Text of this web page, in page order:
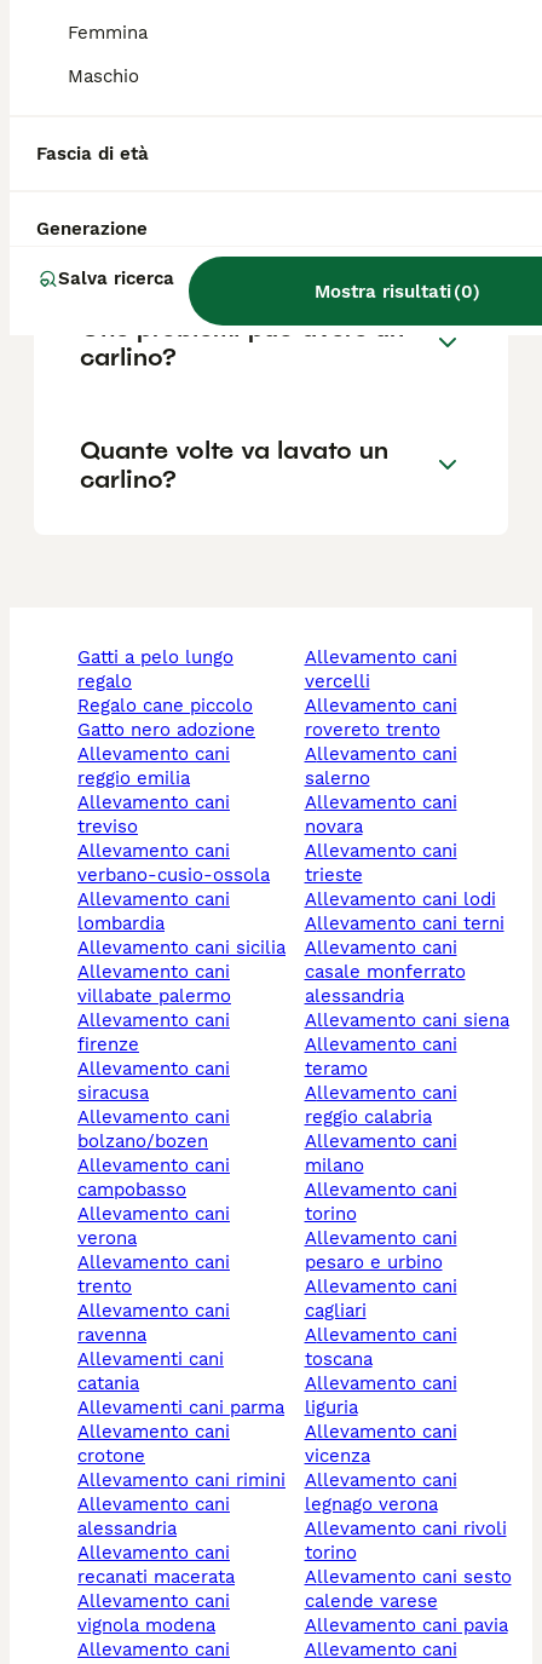
Femmina
Maschio
Fascia di età
Generazione
Salva ricerca
Mostra risultati(0)
Quanto vive in media un
Carlino?
Che problemi può avere un
carlino?
Quante volte va lavato un
carlino?
gatti a pelo lungo
regalo
regalo cane piccolo
gatto nero adozione
allevamento cani
reggio emilia
allevamento cani
treviso
allevamento cani
verbano-cusio-ossola
allevamento cani
lombardia
allevamento cani sicilia
allevamento cani
villabate palermo
allevamento cani
firenze
allevamento cani
siracusa
allevamento cani
bolzano/bozen
allevamento cani
campobasso
allevamento cani
verona
allevamento cani
trento
allevamento cani
ravenna
allevamenti cani
catania
allevamenti cani parma
allevamento cani
crotone
allevamento cani rimini
allevamento cani
alessandria
allevamento cani
recanati macerata
allevamento cani
vignola modena
allevamento cani
allevamento cani
vercelli
allevamento cani
rovereto trento
allevamento cani
salerno
allevamento cani
novara
allevamento cani
trieste
allevamento cani lodi
allevamento cani terni
allevamento cani
casale monferrato
alessandria
allevamento cani siena
allevamento cani
teramo
allevamento cani
reggio calabria
allevamento cani
milano
allevamento cani
torino
allevamento cani
pesaro e urbino
allevamento cani
cagliari
allevamento cani
toscana
allevamento cani
liguria
allevamento cani
vicenza
allevamento cani
legnago verona
allevamento cani rivoli
torino
allevamento cani sesto
calende varese
allevamento cani pavia
allevamento cani